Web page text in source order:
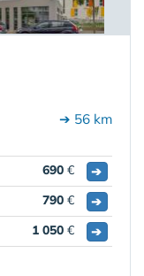
➔ 56 km
690 €
➔
790 €
➔
1 050 € ➔